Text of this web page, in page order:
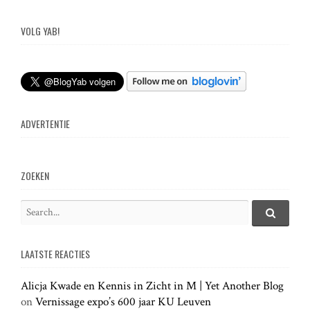
VOLG YAB!
ADVERTENTIE
ZOEKEN
r
h
f
S
h
LAATSTE REACTIES
Alicja Kwade en Kennis in Zicht in M | Yet Another Blog
onVernissage expo’s 600 jaar KU Leuven